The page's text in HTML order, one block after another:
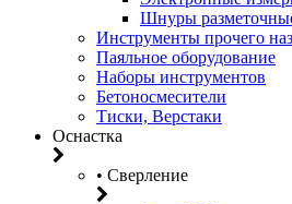
Шнуры
Инструменты прочего
Паяльное оборудование
Наборы инструментов
Бетоносмесители
Тиски, Верстаки
Оснастка
• Сверление